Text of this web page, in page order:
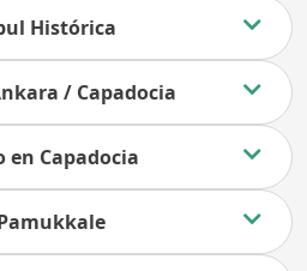
Histórica
/ Capadocia
en Capadocia